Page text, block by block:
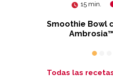
15 min.
Smoothie Bowl
Todas las